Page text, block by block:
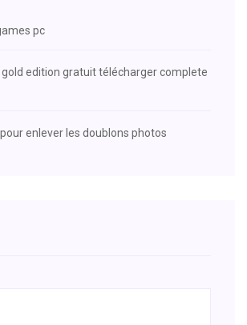
pc
gold edition gratuit télécharger complete
enlever les doublons photos